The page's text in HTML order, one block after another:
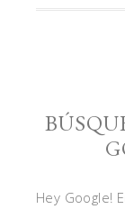
Hey Google!